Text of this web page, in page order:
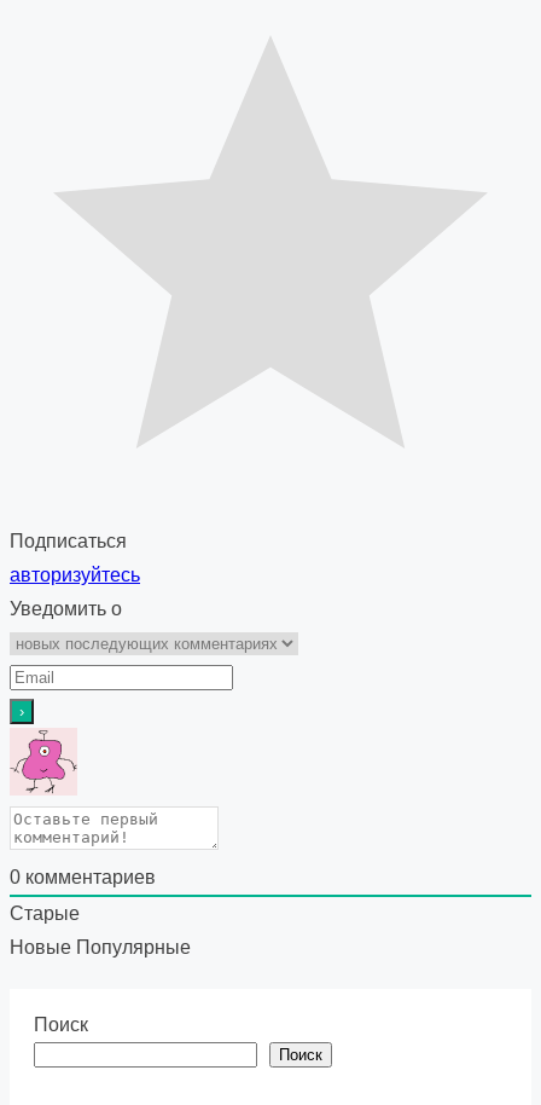
Подписаться
авторизуйтесь
Уведомить о
0 комментариев
Старые
Новые Популярные
Поиск
Поиск